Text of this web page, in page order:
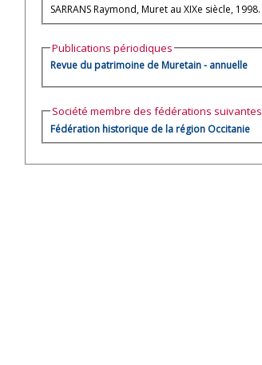
SARRANS Raymond, Muret au XIXe siècle, 1998.
Publications périodiques
Revue du patrimoine de Muretain - annuelle
Société membre des fédérations suivantes
Fédération historique de la région Occitanie